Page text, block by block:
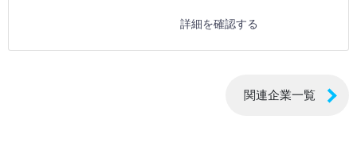
詳細を確認する
関連企業一覧